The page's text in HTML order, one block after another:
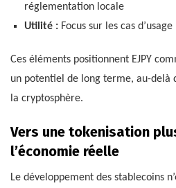
réglementation locale
Utilité : Focus sur les cas
Ces éléments positionnent EJPY
un potentiel de long terme, au-delà
la cryptosphère.
Vers une tokenisation
l’économie réelle
Le développement des stablecoins